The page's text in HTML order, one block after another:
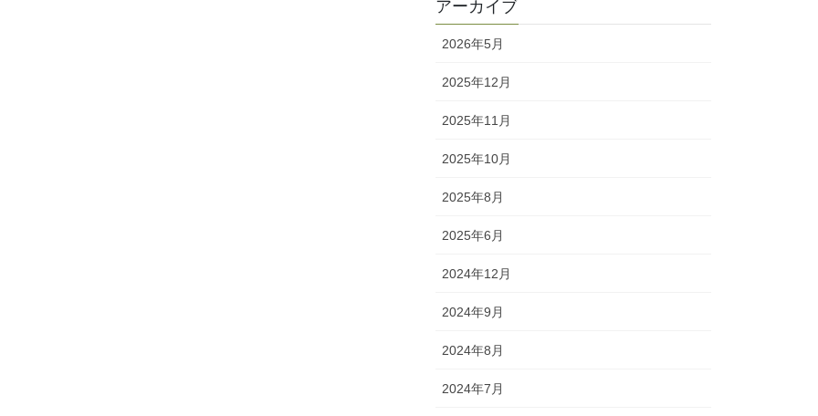
アーカイブ
2026年5月
2025年12月
2025年11月
2025年10月
2025年8月
2025年6月
2024年12月
2024年9月
2024年8月
2024年7月